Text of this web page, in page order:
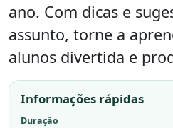
ano. Com dicas e
assunto, torne a
alunos divertida e
Informações rápidas
Duração